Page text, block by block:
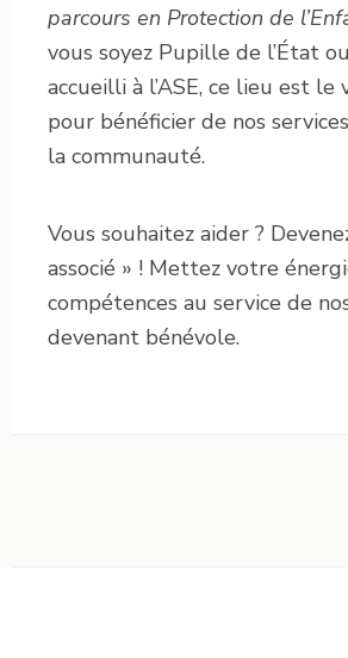
parcours en Protection de
vous soyez Pupille de l’État
accueilli à l’ASE, ce lieu est le
pour bénéficier de nos
la communauté.
Vous souhaitez aider ?
associé » ! Mettez votre
compétences au service de
devenant bénévole.